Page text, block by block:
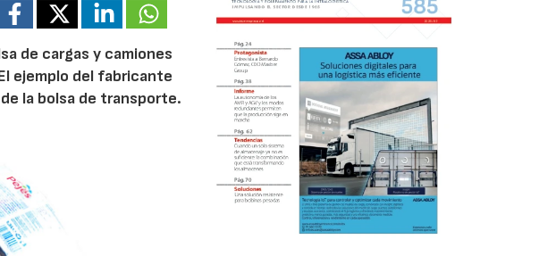
de cargas y camiones
ejemplo del fabricante
la bolsa de transporte.